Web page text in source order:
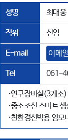
성명 최대웅
직위 선임
E-mail 이메
Tel 061-
·연구장비실(3개소
·중소조선 스마트
·친환경선박용 암